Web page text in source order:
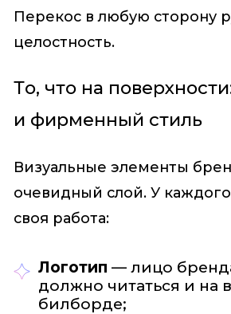
Перекос в любую сторону
целостность.
То, что на
и фирменный стиль
Визуальные элементы
очевидный слой. У
своя работа:
Логотип — лицо
должно читаться и на
билборде;